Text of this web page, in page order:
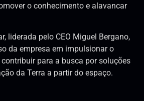
o conhecimento e alavancar
liderada pelo CEO Miguel Bergano,
da empresa em impulsionar o
para a busca por soluções
da Terra a partir do espaço.